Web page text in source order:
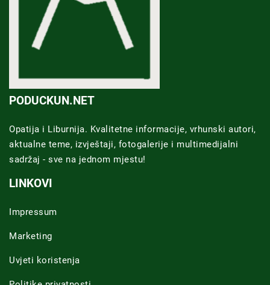
PODUCKUN.NET
Opatija i Liburnija. Kvalitetne informacije, vrhunski autori,
aktualne teme, izvještaji, fotogalerije i multimedijalni
sadržaj - sve na jednom mjestu!
LINKOVI
Impressum
Marketing
Uvjeti koristenja